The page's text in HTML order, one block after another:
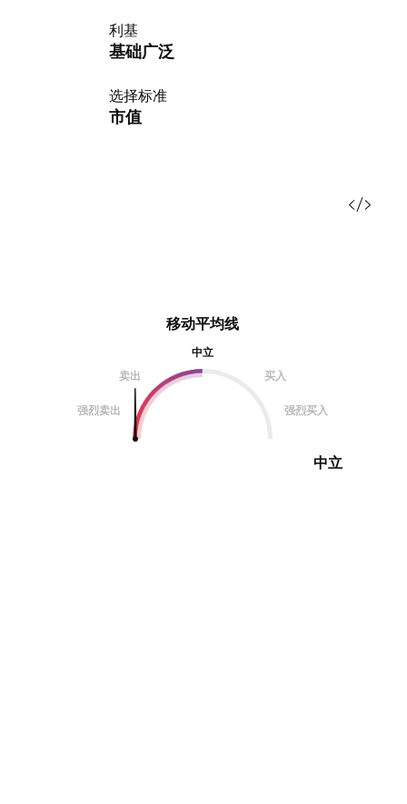
利基
基础广泛
选择标准
市值
移动平均线
中立
卖出
买入
强烈卖出 强烈买入
中立